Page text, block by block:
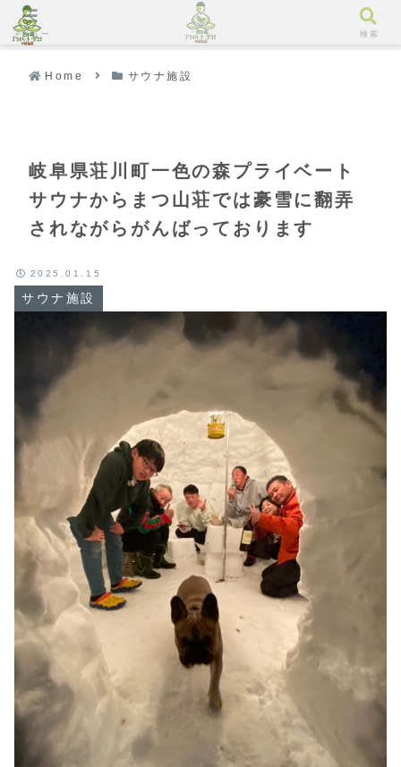
Home サウナ施設
岐阜県荘川町一色の森プライベート
サウナからまつ山荘では豪雪に翻弄
されながらがんばっております
サウナ施設
2025.01.15
メニュー 検索